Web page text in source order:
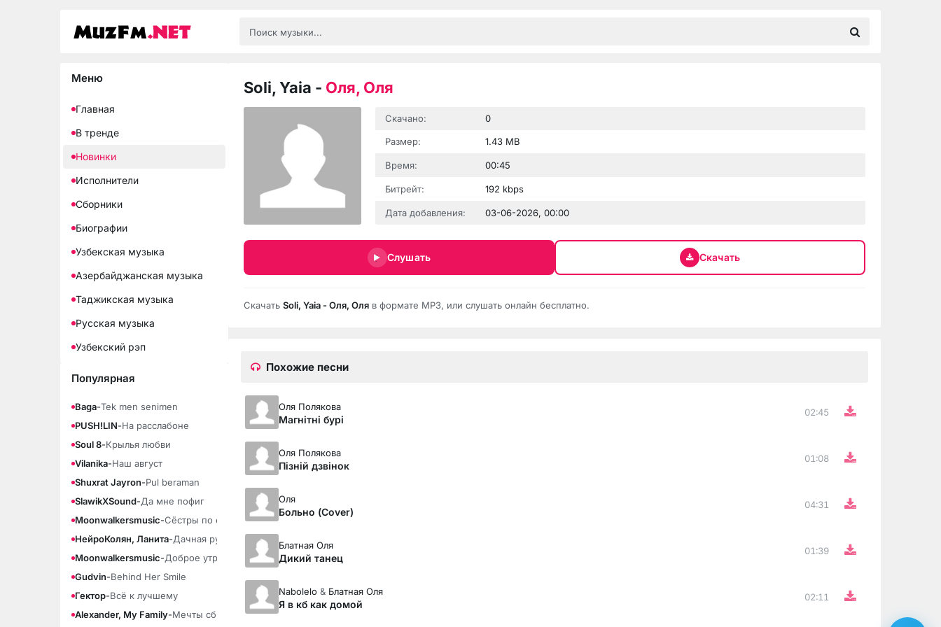
Меню
Главная
В тренде
Новинки
Исполнители
Сборники
Биографии
Узбекская музыка
Азербайджанская музыка
Таджикская музыка
Русская музыка
Узбекский рэп
Популярная
Baga-Tek men senimen
PUSH!LIN-На расслабоне
Soul 8-Крылья любви
Vilanika-Наш август
Shuxrat Jayron-Pul beraman
SlawikXSound-Да мне пофиг
Moonwalkersmusic-Сёстры по сердцу
НейроКолян, Ланита-Дачная рулетка
Moonwalkersmusic-Доброе утро, суббота
Gudvin-Behind Her Smile
Гектор-Всё к лучшему
Alexander, My Family-Мечты сбываются
Soli, Yaia - Оля, Оля
Скачано: 0
Размер: 1.43 MB
Время: 00:45
Битрейт: 192 kbps
Дата добавления: 03-06-2026, 00:00
Слушать Скачать
Скачать Soli, Yaia - Оля, Оля в формате MP3, или слушать онлайн бесплатно.
Похожие песни
Оля Полякова
Магнітні бурі
02:45
Оля Полякова
Пізній дзвінок
01:08
Оля
Больно (Cover)
04:31
Блатная Оля
Дикий танец
01:39
Nabolelo & Блатная Оля
Я в кб как домой
02:11